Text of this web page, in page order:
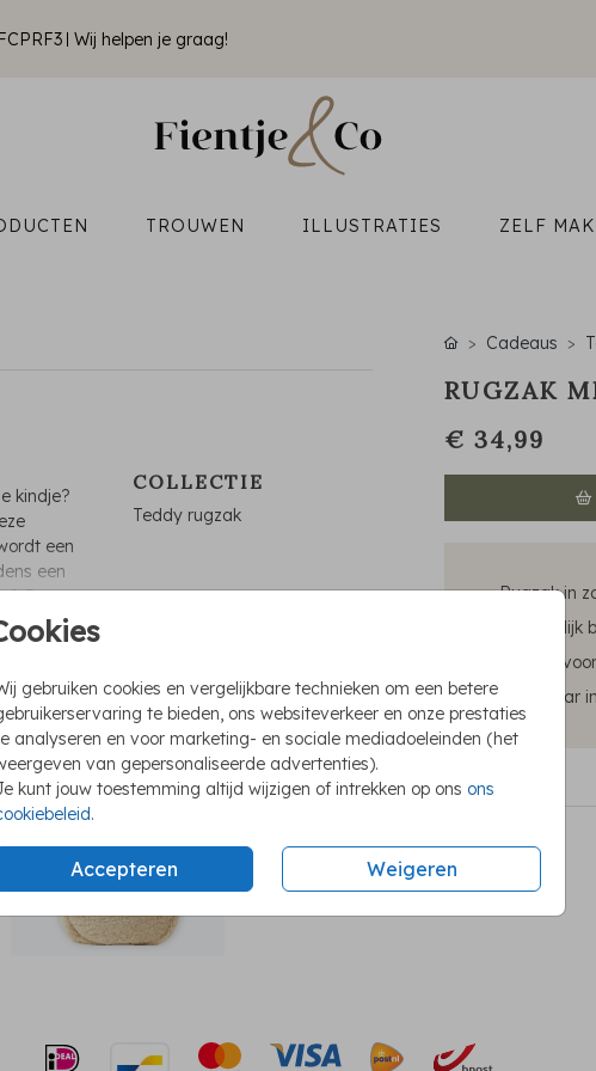
Wij helpen je graag!
TROUWEN ILLUSTRATIES ZELF
gebruiken cookies en vergelijkbare technieken om een betere
te bieden, ons websiteverkeer en onze prestaties
analyseren en voor marketing- en sociale mediadoeleinden (het
van gepersonaliseerde advertenties).
kunt jouw toestemming altijd wijzigen of intrekken op ons ons
.
Accepteren Weigeren
kindje?
een
een
De
zelf
uit
COLLECTIE
Teddy rugzak
Cadeaus
RUGZAK
€ 34,99
Rugzak in
Perfect
Leverbaar